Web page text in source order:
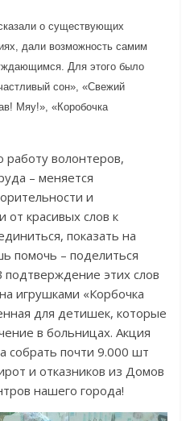
о существующих
дали возможность самим
Для этого было
сон», «Свежий
Мяу!», «Коробочка
волонтеров,
– меняется
и
от красивых слов к
показать на
помочь – поделиться
подтверждение этих слов
игрушками «Корбочка
для детишек, которые
в больницах. Акция
собрать почти 9.000 шт
и отказников из Домов
нашего города!